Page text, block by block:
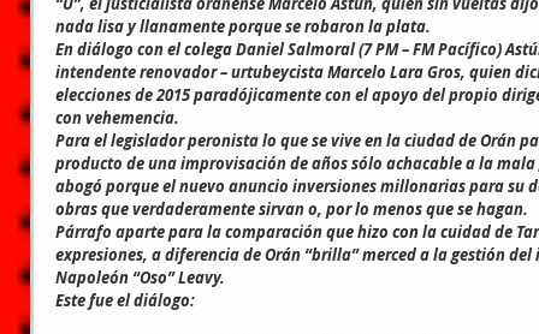
nada lisa y llanamente porque se robaron la plata.
En diálogo con el colega Daniel Salmoral (7 PM – FM Pacífico)
intendente renovador – urtubeycista Marcelo Lara Gros, quien
elecciones de 2015 paradójicamente con el apoyo del propio
con vehemencia.
Para el legislador peronista lo que se vive en la ciudad de Orán
producto de una improvisación de años sólo achacable a la
abogó porque el nuevo anuncio inversiones millonarias para su
obras que verdaderamente sirvan o, por lo menos que se hagan.
Párrafo aparte para la comparación que hizo con la cuidad de
expresiones, a diferencia de Orán “brilla” merced a la gestión
Napoleón “Oso” Leavy.
Este fue el diálogo: